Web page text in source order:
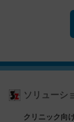
ソリューシ
クリニック向